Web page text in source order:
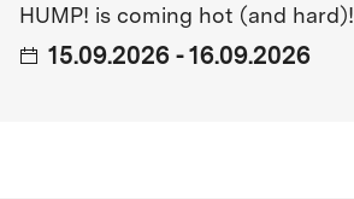
HUMP! is coming hot (and hard)!
15.09.2026 - 16.09.2026